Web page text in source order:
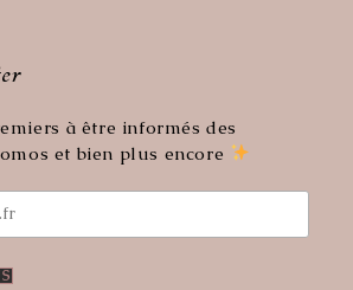
à être informés des
et bien plus encore